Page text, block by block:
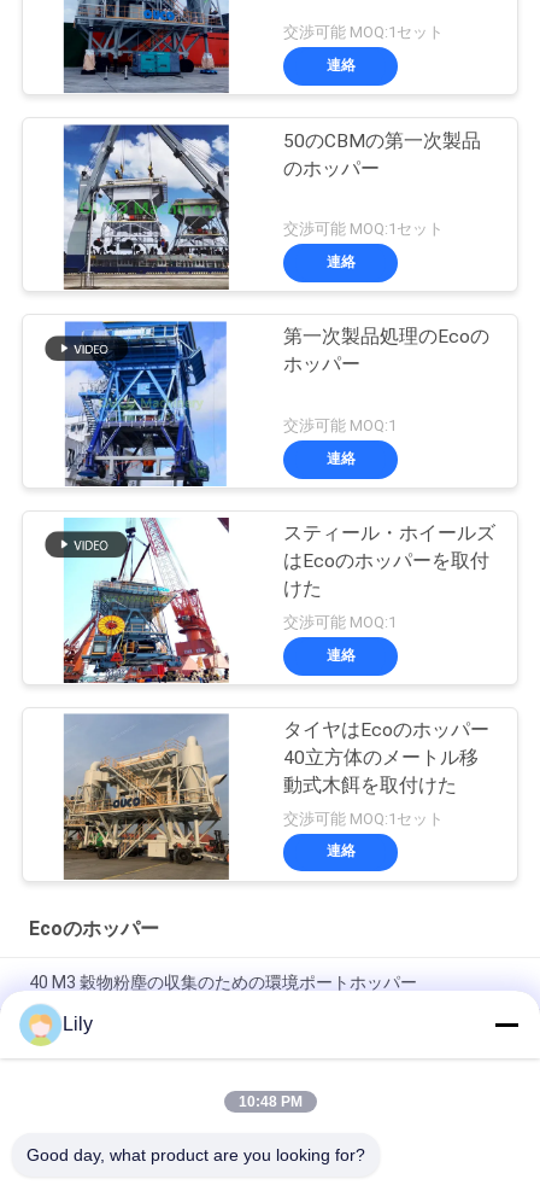
交渉可能 MOQ:1セット
連絡
50のCBMの第一次製品
のホッパー
交渉可能 MOQ:1セット
連絡
第一次製品処理のEcoの
ホッパー
交渉可能 MOQ:1
連絡
スティール・ホイールズ
はEcoのホッパーを取付
けた
交渉可能 MOQ:1
連絡
タイヤはEcoのホッパー
40立方体のメートル移
動式木餌を取付けた
交渉可能 MOQ:1セット
連絡
Ecoのホッパー
40 M3 穀物粉塵の収集のための環境ポートホッパー
移動式サイクロン フィルターEcoのホッパー第一次製品の塵の
証拠左舷750TPH
移動式バッグ フィルタのEcoのホッパー第一次製品の塵の証拠
Lily
10:48 PM
Good day, what product are you looking for?